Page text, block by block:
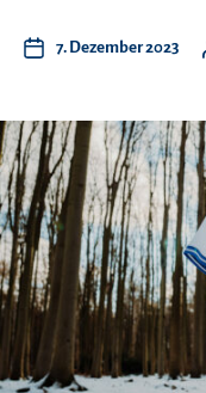
7. Dezember 2023